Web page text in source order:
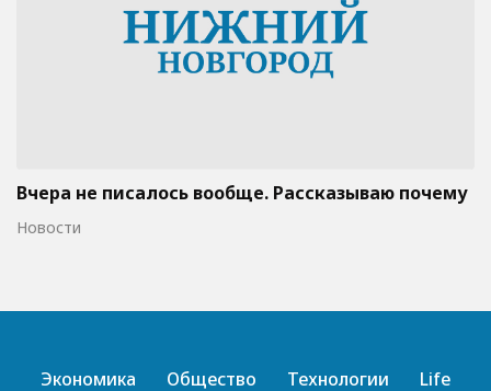
Вчера не писалось вообще. Рассказываю почему
Новости
Экономика Общество Технологии Life